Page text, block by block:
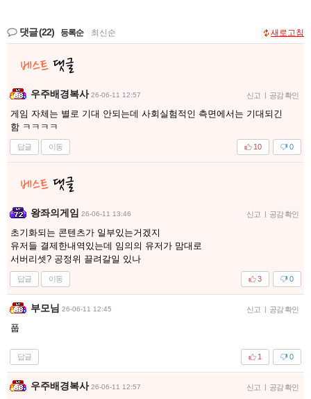
댓글(22) 등록순 최신순 새로고침
우주배경복사 26-06-11 12:57 신고 | 공감 확인
게임 자체는 별로 기대 안되는데 사회실험적인 측면에서는 기대되긴
함 ㅋㅋㅋㅋ
답글 이동 0
10
왕좌의게임 26-06-11 13:46 신고 | 공감 확인
초기화되는 콘텐츠가 일부있는거겠지
유저들 결제한내역있는데 임의의 유저가 맘대로
서버리셋? 공정위 끌려갈일 있나
답글 이동 0
3
부모님 26-06-11 12:45 신고 | 공감 확인
풉
답글 0
1
우주배경복사 26-06-11 12:57 신고 | 공감 확인